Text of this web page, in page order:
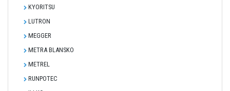
KYORITSU
LUTRON
MEGGER
METRA BLANSKO
METREL
RUNPOTEC